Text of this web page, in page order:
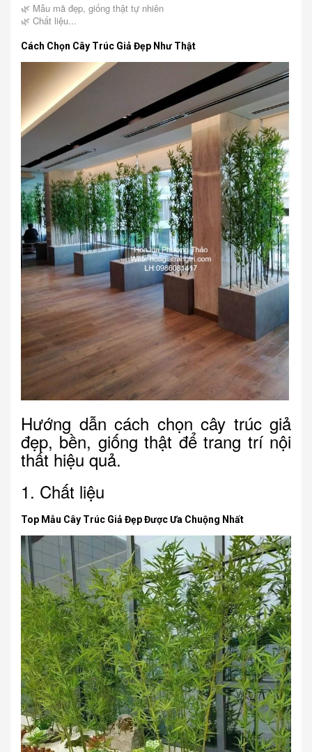
🌿 Mẫu mã đẹp, giống thật tự nhiên
🌿 Chất liệu...
Cách Chọn Cây Trúc Giả Đẹp Như Thật
Hướng dẫn cách chọn cây trúc giả
đẹp, bền, giống thật để trang trí nội
thất hiệu quả.
1. Chất liệu
Top Mẫu Cây Trúc Giả Đẹp Được Ưa Chuộng Nhất